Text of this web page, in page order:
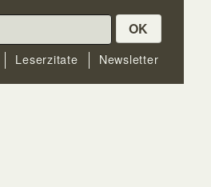
OK
Leserzitate Newsletter